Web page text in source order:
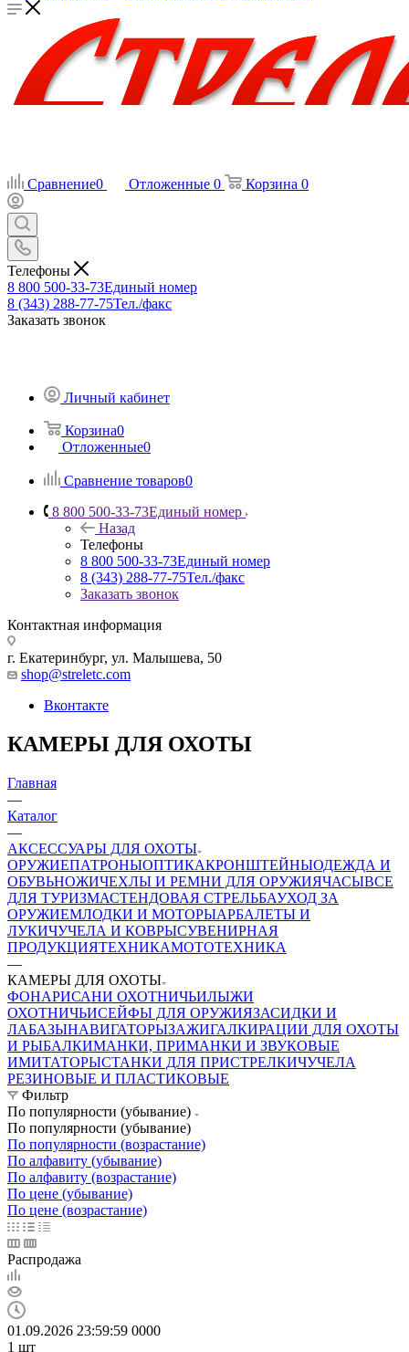
Сравнение0 Отложенные 0 Корзина 0
Телефоны
8 800 500-33-73Единый номер
8 (343) 288-77-75Тел./факс
Заказать звонок
Личный кабинет
Корзина0
Отложенные0
Сравнение товаров0
8 800 500-33-73Единый номер
Назад
Телефоны
8 800 500-33-73Единый номер
8 (343) 288-77-75Тел./факс
Заказать звонок
Контактная информация
г. Екатеринбург, ул. Малышева, 50
shop@streletc.com
Вконтакте
КАМЕРЫ ДЛЯ ОХОТЫ
Главная
—
Каталог
—
АКСЕССУАРЫ ДЛЯ ОХОТЫ
ОРУЖИЕПАТРОНЫОПТИКАКРОНШТЕЙНЫОДЕЖДА И
ОБУВЬНОЖИЧЕХЛЫ И РЕМНИ ДЛЯ ОРУЖИЯЧАСЫВСЕ
ДЛЯ ТУРИЗМАСТЕНДОВАЯ СТРЕЛЬБАУХОД ЗА
ОРУЖИЕМЛОДКИ И МОТОРЫАРБАЛЕТЫ И
ЛУКИЧУЧЕЛА И КОВРЫСУВЕНИРНАЯ
ПРОДУКЦИЯТЕХНИКАМОТОТЕХНИКА
—
КАМЕРЫ ДЛЯ ОХОТЫ
ФОНАРИСАНИ ОХОТНИЧЬИЛЫЖИ
ОХОТНИЧЬИСЕЙФЫ ДЛЯ ОРУЖИЯЗАСИДКИ И
ЛАБАЗЫНАВИГАТОРЫЗАЖИГАЛКИРАЦИИ ДЛЯ ОХОТЫ
И РЫБАЛКИМАНКИ, ПРИМАНКИ И ЗВУКОВЫЕ
ИМИТАТОРЫСТАНКИ ДЛЯ ПРИСТРЕЛКИЧУЧЕЛА
РЕЗИНОВЫЕ И ПЛАСТИКОВЫЕ
Фильтр
По популярности (убывание)
По популярности (убывание)
По популярности (возрастание)
По алфавиту (убывание)
По алфавиту (возрастание)
По цене (убывание)
По цене (возрастание)
Распродажа
01.09.2026 23:59:59 0000
1 шт